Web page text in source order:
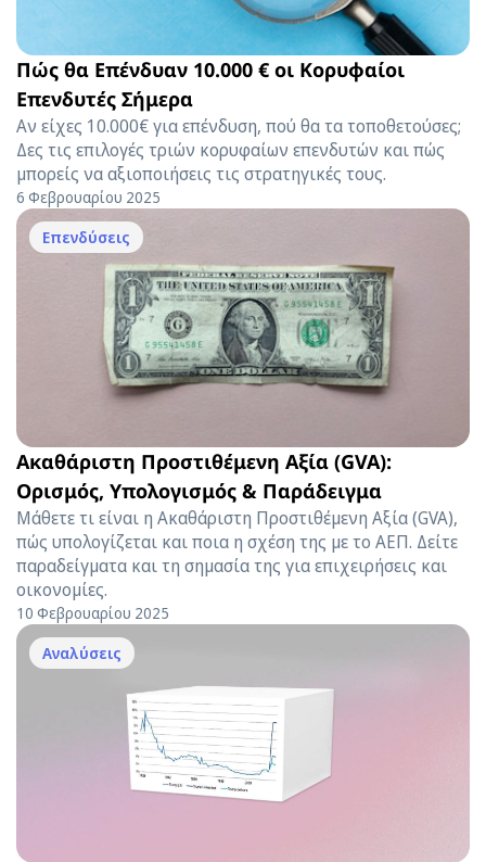
Πώς θα Επένδυαν 10.000 € οι Κορυφαίοι
Επενδυτές Σήμερα
Αν είχες 10.000€ για επένδυση, πού θα τα τοποθετούσες;
Δες τις επιλογές τριών κορυφαίων επενδυτών και πώς
μπορείς να αξιοποιήσεις τις στρατηγικές τους.
6 Φεβρουαρίου 2025
Επενδύσεις
Ακαθάριστη Προστιθέμενη Αξία (GVA):
Ορισμός, Υπολογισμός & Παράδειγμα
Μάθετε τι είναι η Ακαθάριστη Προστιθέμενη Αξία (GVA),
πώς υπολογίζεται και ποια η σχέση της με το ΑΕΠ. Δείτε
παραδείγματα και τη σημασία της για επιχειρήσεις και
οικονομίες.
10 Φεβρουαρίου 2025
Αναλύσεις